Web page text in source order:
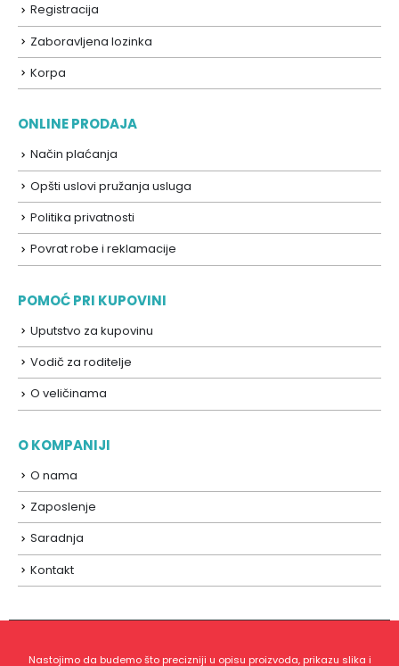
Registracija
Zaboravljena lozinka
Korpa
ONLINE PRODAJA
Način plaćanja
Opšti uslovi pružanja usluga
Politika privatnosti
Povrat robe i reklamacije
POMOĆ PRI KUPOVINI
Uputstvo za kupovinu
Vodič za roditelje
O veličinama
O KOMPANIJI
O nama
Zaposlenje
Saradnja
Kontakt
Nastojimo da budemo što precizniji u opisu proizvoda, prikazu slika i